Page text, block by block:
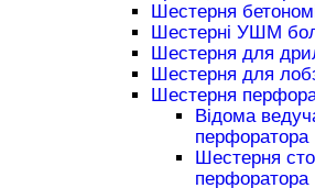
Шестерня
Шестерні УШМ
Шестерня для
Шестерня для
Шестерня
Відома
перфоратора
Шестерня
перфоратора